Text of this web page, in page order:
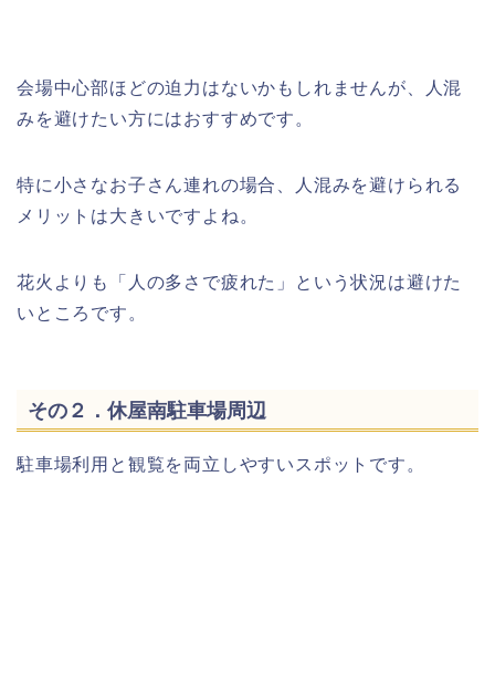
会場中心部ほどの迫力はないかもしれませんが、人混
みを避けたい方にはおすすめです。
特に小さなお子さん連れの場合、人混みを避けられる
メリットは大きいですよね。
花火よりも「人の多さで疲れた」という状況は避けた
いところです。
その２．休屋南駐車場周辺
駐車場利用と観覧を両立しやすいスポットです。